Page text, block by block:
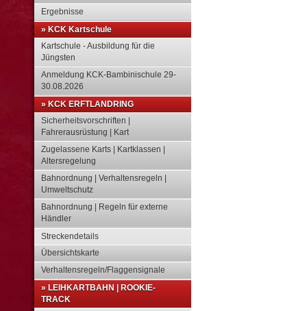
Ergebnisse
» KCK Kartschule
Kartschule - Ausbildung für die
Jüngsten
Anmeldung KCK-Bambinischule 29-
30.08.2026
» KCK ERFTLANDRING
Sicherheitsvorschriften |
Fahrerausrüstung | Kart
Zugelassene Karts | Kartklassen |
Altersregelung
Bahnordnung | Verhaltensregeln |
Umweltschutz
Bahnordnung | Regeln für externe
Händler
Streckendetails
Übersichtskarte
Verhaltensregeln/Flaggensignale
» LEIHKARTBAHN | ROOKIE-
TRACK